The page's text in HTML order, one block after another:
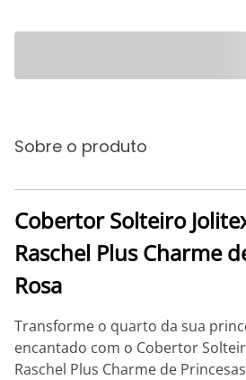
Sobre o produto
Cobertor Solteiro
Raschel Plus Charme
Rosa
Transforme o quarto da sua
encantado com o Cobertor
Raschel Plus Charme de